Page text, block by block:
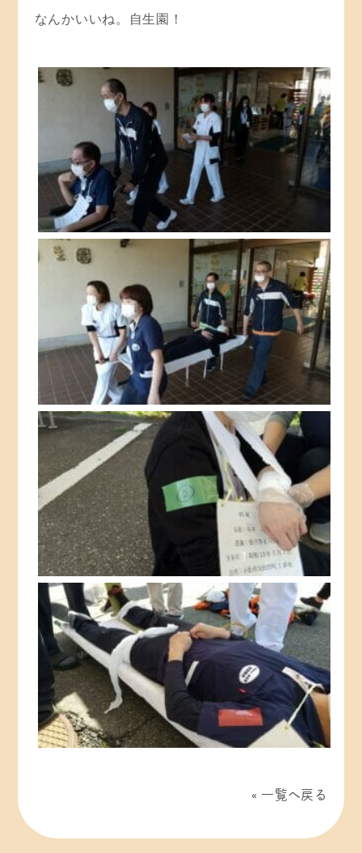
なんかいいね。自生園！
一覧へ戻る